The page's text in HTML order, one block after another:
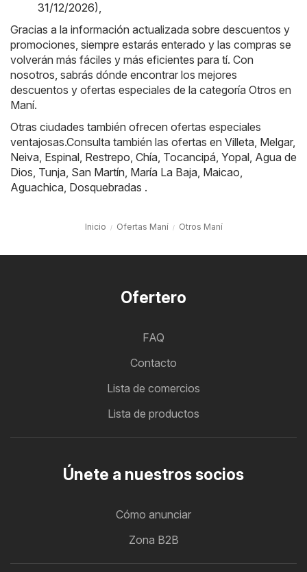
31/12/2026),
Gracias a la información actualizada sobre descuentos y
promociones, siempre estarás enterado y las compras se
volverán más fáciles y más eficientes para tí. Con
nosotros, sabrás dónde encontrar los mejores
descuentos y ofertas especiales de la categoría Otros en
Maní.
Otras ciudades también ofrecen ofertas especiales
ventajosas.Consulta también las ofertas en Villeta, Melgar,
Neiva, Espinal, Restrepo, Chía, Tocancipá, Yopal, Agua de
Dios, Tunja, San Martín, María La Baja, Maicao,
Aguachica, Dosquebradas .
Inicio Ofertas Maní Otros Maní
Ofertero
FAQ
Contacto
Lista de comercios
Lista de productos
Únete a nuestros socios
Cómo anunciar
Zona B2B